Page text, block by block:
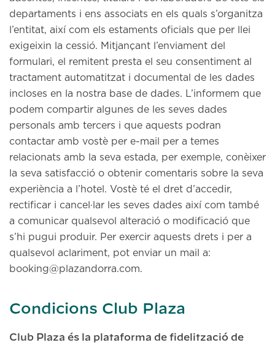
departaments i ens associats en els quals s’organitza
l’entitat, així com els estaments oficials que per llei
exigeixin la cessió. Mitjançant l’enviament del
formulari, el remitent presta el seu consentiment al
tractament automatitzat i documental de les dades
incloses en la nostra base de dades. L’informem que
podem compartir algunes de les seves dades
personals amb tercers i que aquests podran
contactar amb vostè per e-mail per a temes
relacionats amb la seva estada, per exemple, conèixer
la seva satisfacció o obtenir comentaris sobre la seva
experiència a l’hotel. Vostè té el dret d’accedir,
rectificar i cancel·lar les seves dades així com també
a comunicar qualsevol alteració o modificació que
s’hi pugui produir. Per exercir aquests drets i per a
qualsevol aclariment, pot enviar un mail a:
booking@plazandorra.com.
Condicions Club Plaza
Club Plaza és la plataforma de fidelització de